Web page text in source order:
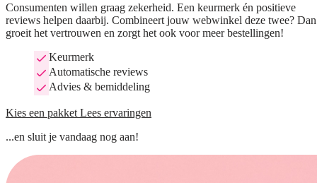
Consumenten willen graag zekerheid. Een keurmerk én positieve
reviews helpen daarbij. Combineert jouw webwinkel deze twee? Dan
groeit het vertrouwen en zorgt het ook voor meer bestellingen!
Keurmerk
Automatische reviews
Advies & bemiddeling
Kies een pakket Lees ervaringen
...en sluit je vandaag nog aan!